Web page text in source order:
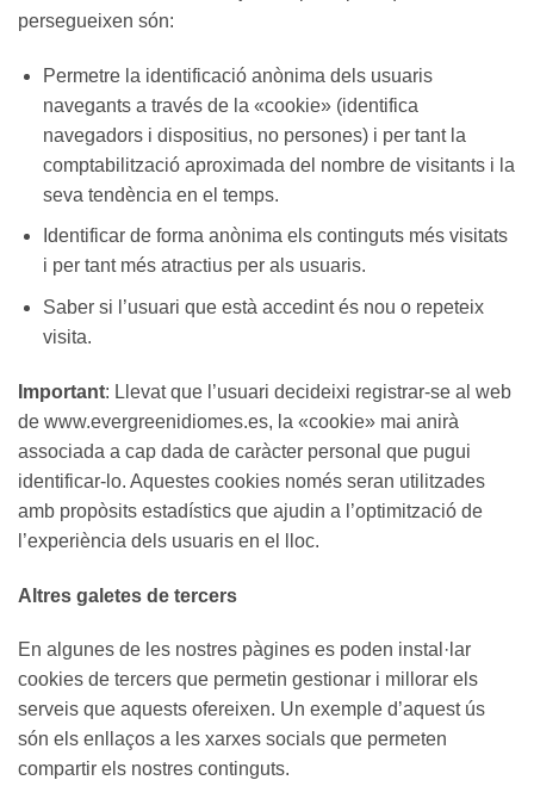
persegueixen són:
Permetre la identificació anònima dels usuaris
navegants a través de la «cookie» (identifica
navegadors i dispositius, no persones) i per tant la
comptabilització aproximada del nombre de visitants i la
seva tendència en el temps.
Identificar de forma anònima els continguts més visitats
i per tant més atractius per als usuaris.
Saber si l’usuari que està accedint és nou o repeteix
visita.
Important: Llevat que l’usuari decideixi registrar-se al web
de www.evergreenidiomes.es, la «cookie» mai anirà
associada a cap dada de caràcter personal que pugui
identificar-lo. Aquestes cookies només seran utilitzades
amb propòsits estadístics que ajudin a l’optimització de
l’experiència dels usuaris en el lloc.
Altres galetes de tercers
En algunes de les nostres pàgines es poden instal·lar
cookies de tercers que permetin gestionar i millorar els
serveis que aquests ofereixen. Un exemple d’aquest ús
són els enllaços a les xarxes socials que permeten
compartir els nostres continguts.